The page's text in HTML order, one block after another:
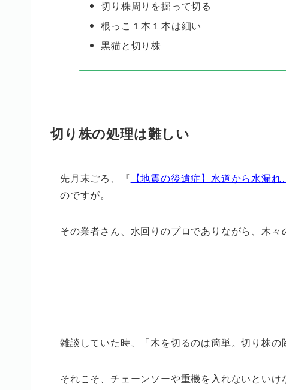
切り株周りを掘って切る
根っこ１本１本は細い
黒猫と切り株
切り株の処理は難しい
先月末ごろ、『 【地震の後遺症】水道から水漏れ
のですが。
その業者さん、水回りのプロでありながら、木々
雑談していた時、「木を切るのは簡単。切り株の
それこそ、チェーンソーや重機を入れないといけ